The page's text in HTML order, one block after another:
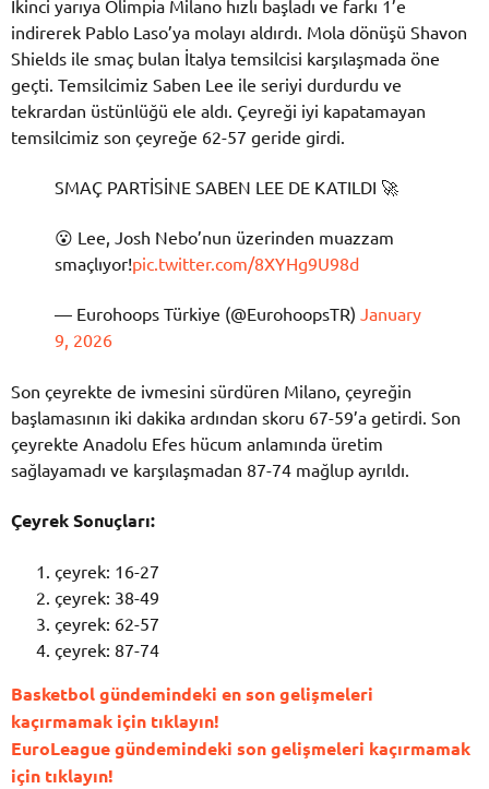
İkinci yarıya Olimpia Milano hızlı başladı ve farkı 1’e
indirerek Pablo Laso’ya molayı aldırdı. Mola dönüşü Shavon
Shields ile smaç bulan İtalya temsilcisi karşılaşmada öne
geçti. Temsilcimiz Saben Lee ile seriyi durdurdu ve
tekrardan üstünlüğü ele aldı. Çeyreği iyi kapatamayan
temsilcimiz son çeyreğe 62-57 geride girdi.
SMAÇ PARTİSİNE SABEN LEE DE KATILDI 🚀
😮 Lee, Josh Nebo’nun üzerinden muazzam
smaçlıyor!pic.twitter.com/8XYHg9U98d
— Eurohoops Türkiye (@EurohoopsTR) January
9, 2026
Son çeyrekte de ivmesini sürdüren Milano, çeyreğin
başlamasının iki dakika ardından skoru 67-59’a getirdi. Son
çeyrekte Anadolu Efes hücum anlamında üretim
sağlayamadı ve karşılaşmadan 87-74 mağlup ayrıldı.
Çeyrek Sonuçları:
çeyrek: 16-27
çeyrek: 38-49
çeyrek: 62-57
çeyrek: 87-74
Basketbol gündemindeki en son gelişmeleri
kaçırmamak için tıklayın!
EuroLeague gündemindeki son gelişmeleri kaçırmamak
için tıklayın!